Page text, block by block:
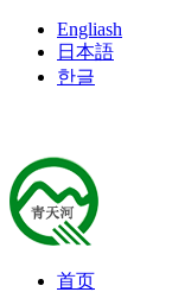
Engliash
日本語
한글
首页